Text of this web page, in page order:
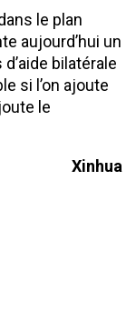
le plan
aujourd’hui un
bilatérale
si l’on ajoute
le
Xinhua